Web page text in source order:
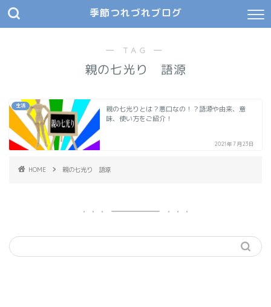
季節つれづれブログ
― TAG ―
親の七光り 語源
生活
親の七光りとは？悪口なの！？語源や由来、意
味、使い方をご紹介！
2021年7月23日
HOME 親の七光り 語源